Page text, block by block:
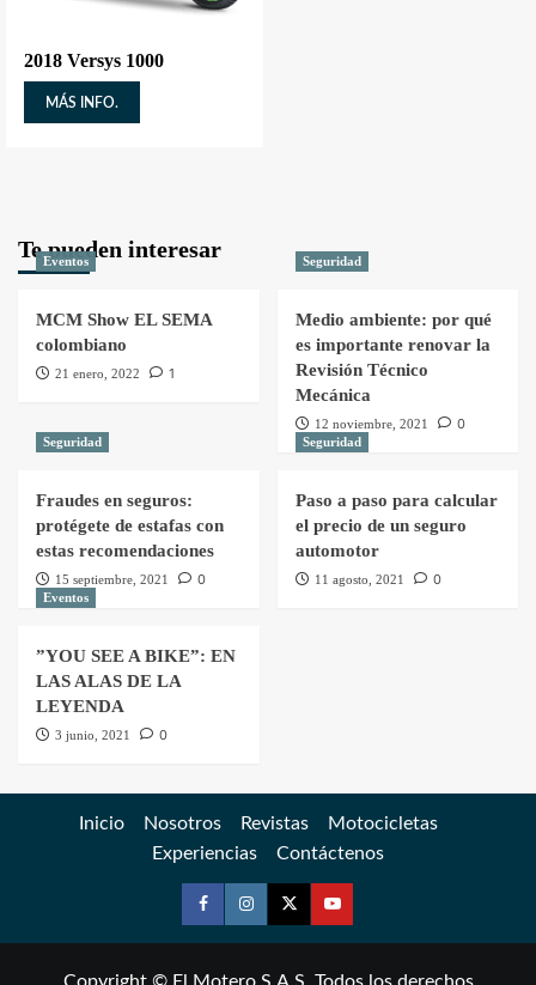
2018 Versys 1000
MÁS INFO.
Te pueden interesar
Eventos
MCM Show EL SEMA
colombiano
21 enero, 2022 1
Seguridad
Medio ambiente: por qué
es importante renovar la
Revisión Técnico
Mecánica
12 noviembre, 2021 0
Seguridad
Fraudes en seguros:
protégete de estafas con
estas recomendaciones
15 septiembre, 2021 0
Seguridad
Paso a paso para calcular
el precio de un seguro
automotor
11 agosto, 2021 0
Eventos
”YOU SEE A BIKE”: EN
LAS ALAS DE LA
LEYENDA
3 junio, 2021 0
Inicio Nosotros Revistas
Motocicletas
Experiencias
Contáctenos